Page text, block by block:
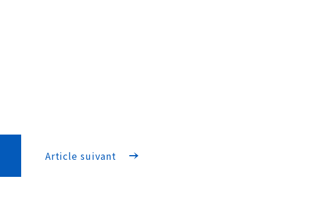
Article suivant